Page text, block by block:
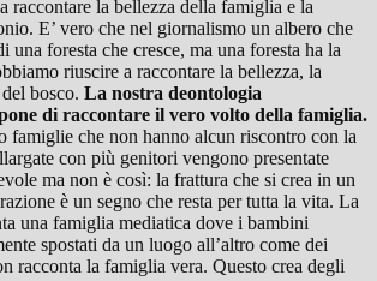
raccontare la bellezza della famiglia e la
E’ vero che nel giornalismo un albero che
una foresta che cresce, ma una foresta ha la
riuscire a raccontare la bellezza, la
bosco. La nostra deontologia
di raccontare il vero volto della famiglia.
famiglie che non hanno alcun riscontro con la
con più genitori vengono presentate
ma non è così: la frattura che si crea in un
è un segno che resta per tutta la vita. La
una famiglia mediatica dove i bambini
spostati da un luogo all’altro come dei
racconta la famiglia vera. Questo crea degli